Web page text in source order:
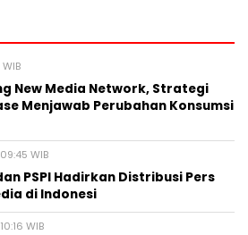
New Media Network, Strategi
Menjawab Perubahan Konsumsi
WIB
PSPI Hadirkan Distribusi Pers
di Indonesi
WIB